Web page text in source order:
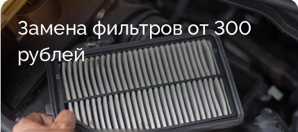
Замена фильтров от 300
рублей